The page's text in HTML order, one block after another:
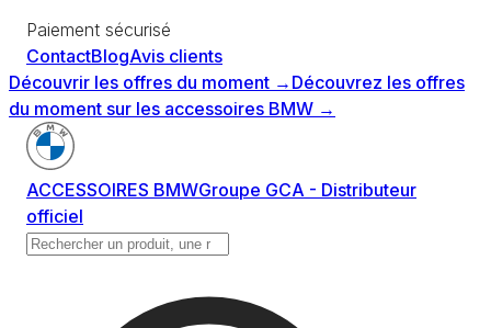
Paiement sécurisé
ContactBlogAvis clients
Découvrir les offres du moment → Découvrez les offres
du moment sur les accessoires BMW →
ACCESSOIRES BMWGroupe GCA - Distributeur
officiel